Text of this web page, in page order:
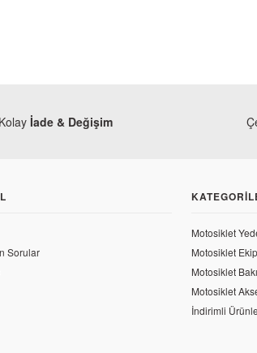
Kolay İade & Değişim
Sorular
Motosiklet
Motosiklet
Motosiklet
Motosiklet
İndirimli